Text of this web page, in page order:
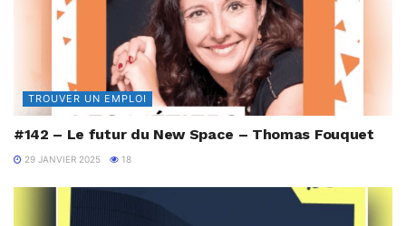
TROUVER UN EMPLOI
#142 – Le futur du New Space – Thomas Fouquet
29 JANVIER 2025 18